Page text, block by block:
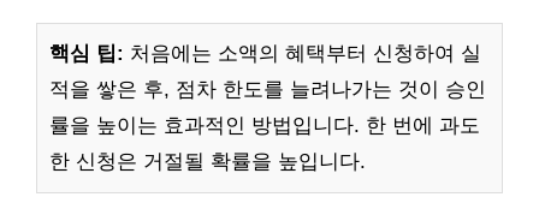
핵심 팁: 처음에는 소액의 혜택부터 신청하여 실
적을 쌓은 후, 점차 한도를 늘려나가는 것이 승인
률을 높이는 효과적인 방법입니다. 한 번에 과도
한 신청은 거절될 확률을 높입니다.